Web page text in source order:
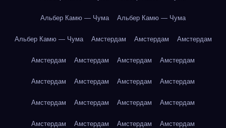
Альбер Камю — Чума Альбер Камю — Чума
Альбер Камю — Чума Амстердам Амстердам Амстердам
Амстердам Амстердам Амстердам Амстердам
Амстердам Амстердам Амстердам Амстердам
Амстердам Амстердам Амстердам Амстердам
Амстердам Амстердам Амстердам Амстердам